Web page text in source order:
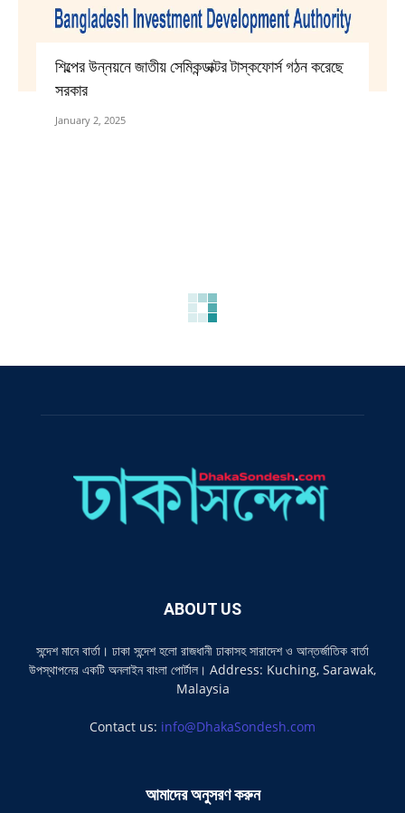
শিল্পের উন্নয়নে জাতীয় সেমিকন্ডাক্টর টাস্কফোর্স গঠন করেছে
সরকার
January 2, 2025
ABOUT US
সন্দেশ মানে বার্তা। ঢাকা সন্দেশ হলো রাজধানী ঢাকাসহ সারাদেশ ও আন্তর্জাতিক বার্তা
উপস্থাপনের একটি অনলাইন বাংলা পোর্টাল। Address: Kuching, Sarawak,
Malaysia
Contact us: info@DhakaSondesh.com
আমাদের অনুসরণ করুন